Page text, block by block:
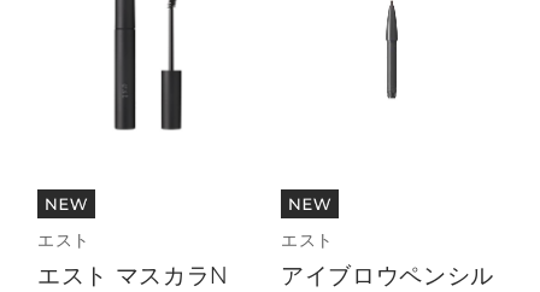
エスト
エスト マスカラN
エスト
アイブロウペンシル